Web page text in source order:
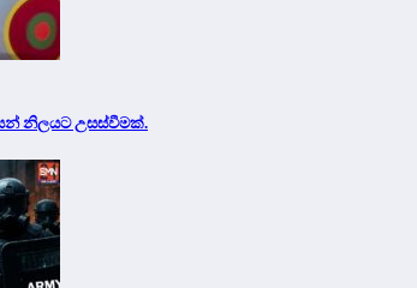
නිලයට උසස්වීමක්.